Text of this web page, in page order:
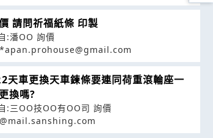
請問祈福紙條 印製
:潘OO 詢價
天車更換天車鍊條要連同荷重滾輪座一
換嗎?
:三OO技OO有OO司 詢價